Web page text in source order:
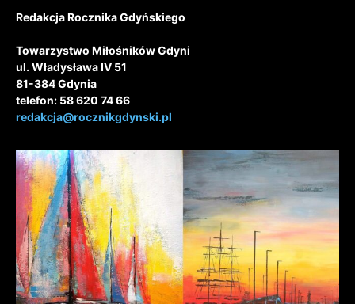
Redakcja Rocznika Gdyńskiego
Towarzystwo Miłośników Gdyni
ul. Władysława IV 51
81-384 Gdynia
telefon: 58 620 74 66
redakcja@rocznikgdynski.pl